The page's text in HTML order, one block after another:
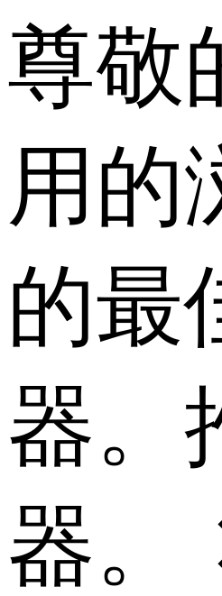
尊敬
用的
的最
器。
器。